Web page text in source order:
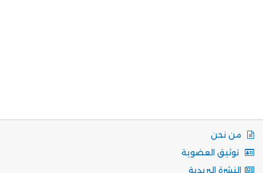
من نحن
توثيق العضوية
النشرة البريدية